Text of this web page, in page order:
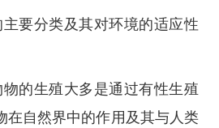
要分类及其对环境的适应性
的生殖大多是通过有性生殖
在自然界中的作用及其与人类